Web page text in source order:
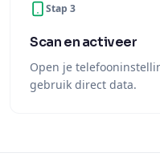
Stap 3
Scan en activeer
Open je
gebruik direct data.